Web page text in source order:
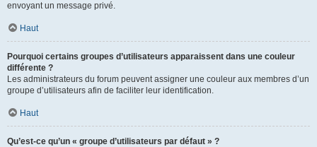
envoyant un message privé.
Haut
Pourquoi certains groupes d’utilisateurs apparaissent dans une couleur
différente ?
Les administrateurs du forum peuvent assigner une couleur aux membres d’un
groupe d’utilisateurs afin de faciliter leur identification.
Haut
Qu’est-ce qu’un « groupe d’utilisateurs par défaut » ?